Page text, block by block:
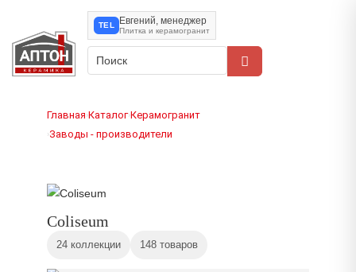
TEL Евгений, менеджер
Плитка и керамогранит
Главная›Каталог›Керамогранит
›Заводы - производители
Coliseum
24 коллекции 148 товаров